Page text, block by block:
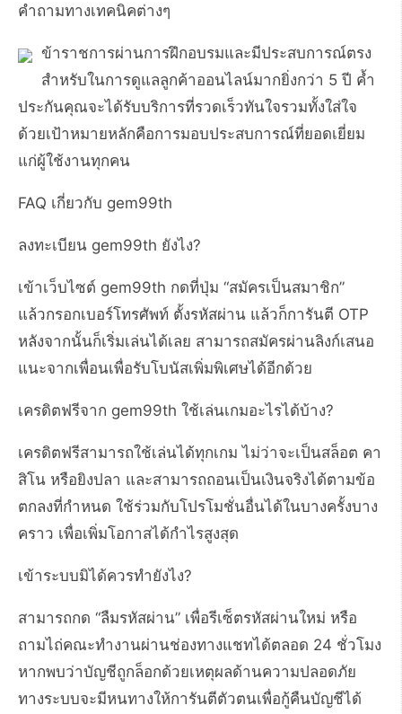
คำถามทางเทคนิคต่างๆ
ข้าราชการผ่านการฝึกอบรมและมีประสบการณ์ตรง
สำหรับในการดูแลลูกค้าออนไลน์มากยิ่งกว่า 5 ปี ค้ำ
ประกันคุณจะได้รับบริการที่รวดเร็วทันใจรวมทั้งใส่ใจ
ด้วยเป้าหมายหลักคือการมอบประสบการณ์ที่ยอดเยี่ยม
แก่ผู้ใช้งานทุกคน
FAQ เกี่ยวกับ gem99th
ลงทะเบียน gem99th ยังไง?
เข้าเว็บไซต์ gem99th กดที่ปุ่ม “สมัครเป็นสมาชิก”
แล้วกรอกเบอร์โทรศัพท์ ตั้งรหัสผ่าน แล้วก็การันตี OTP
หลังจากนั้นก็เริ่มเล่นได้เลย สามารถสมัครผ่านลิงก์เสนอ
แนะจากเพื่อนเพื่อรับโบนัสเพิ่มพิเศษได้อีกด้วย
เครดิตฟรีจาก gem99th ใช้เล่นเกมอะไรได้บ้าง?
เครดิตฟรีสามารถใช้เล่นได้ทุกเกม ไม่ว่าจะเป็นสล็อต คา
สิโน หรือยิงปลา และสามารถถอนเป็นเงินจริงได้ตามข้อ
ตกลงที่กำหนด ใช้ร่วมกับโปรโมชั่นอื่นได้ในบางครั้งบาง
คราว เพื่อเพิ่มโอกาสได้กำไรสูงสุด
เข้าระบบมิได้ควรทำยังไง?
สามารถกด “ลืมรหัสผ่าน” เพื่อรีเซ็ตรหัสผ่านใหม่ หรือ
ถามไถ่คณะทำงานผ่านช่องทางแชทได้ตลอด 24 ชั่วโมง
หากพบว่าบัญชีถูกล็อกด้วยเหตุผลด้านความปลอดภัย
ทางระบบจะมีหนทางให้การันตีตัวตนเพื่อกู้คืนบัญชีได้